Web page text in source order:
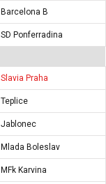
Barcelona B
SD Ponferradina
Slavia Praha
Teplice
Jablonec
Mlada Boleslav
MFk Karvina